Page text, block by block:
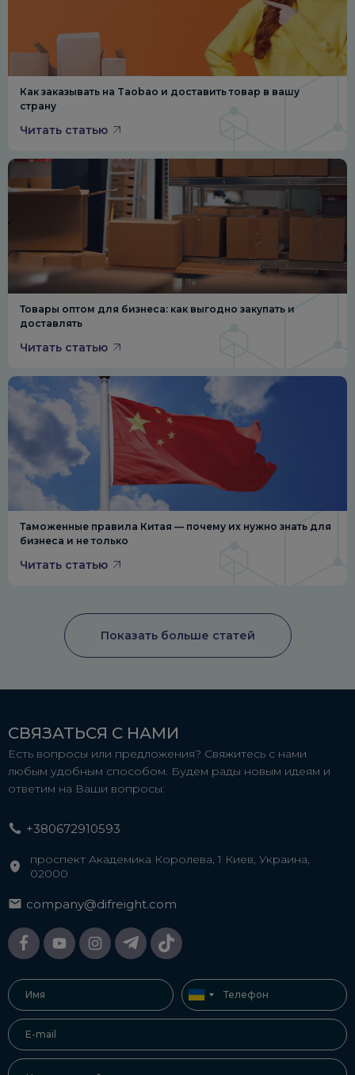
Как заказывать на Taobao и доставить товар в вашу
страну
Читать статью
Товары оптом для бизнеса: как выгодно закупать и
доставлять
Читать статью
Таможенные правила Китая — почему их нужно знать для
бизнеса и не только
Читать статью
Показать больше статей
СВЯЗАТЬСЯ С НАМИ
Есть вопросы или предложения? Свяжитесь с нами
любым удобным способом. Будем рады новым идеям и
ответим на Ваши вопросы:
+380672910593
проспект Академика Королева, 1 Киев, Украина,
02000
company@difreight.com